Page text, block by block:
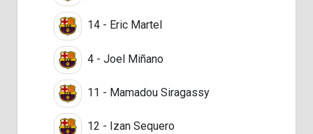
14 - Eric Martel
4 - Joel Miñano
11 - Mamadou Siragassy
12 - Izan Sequero